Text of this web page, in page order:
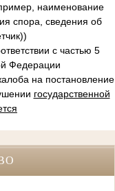
наименование
спора, сведения об
с частью 5
Федерации
на постановление
государственной